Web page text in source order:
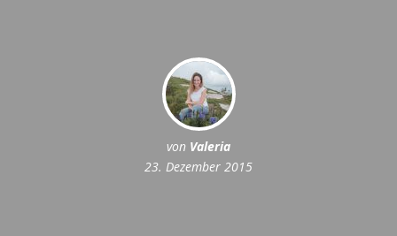
von Valeria
23. Dezember 2015